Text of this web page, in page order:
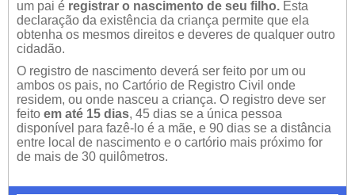
um pai é registrar o nascimento de seu filho. Esta
declaração da existência da criança permite que ela
obtenha os mesmos direitos e deveres de qualquer outro
cidadão.
O registro de nascimento deverá ser feito por um ou
ambos os pais, no Cartório de Registro Civil onde
residem, ou onde nasceu a criança. O registro deve ser
feito em até 15 dias, 45 dias se a única pessoa
disponível para fazê-lo é a mãe, e 90 dias se a distância
entre local de nascimento e o cartório mais próximo for
de mais de 30 quilômetros.